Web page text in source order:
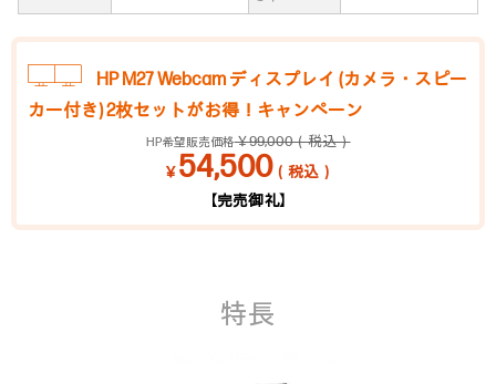
HP M27 Webcam ディスプレイ (カメラ・スピー
カー付き) 2枚セットがお得！キャンペーン
HP希望販売価格￥99,000（税込）
￥54,500（税込）
【完売御礼】
特長